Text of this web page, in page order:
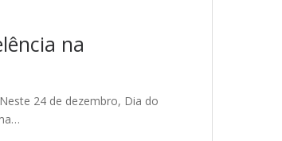
na
24 de dezembro, Dia do